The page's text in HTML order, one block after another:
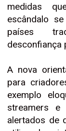
medidas
escândalo
países
desconfiança
A nova
para
exemplo
streamers e
alertados de